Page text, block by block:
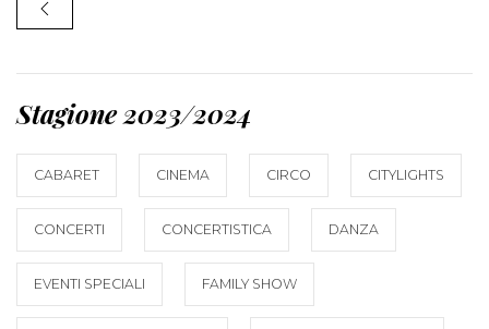
Stagione 2023/2024
CABARET CINEMA CIRCO CITYLIGHTS
CONCERTI CONCERTISTICA DANZA
EVENTI SPECIALI FAMILY SHOW